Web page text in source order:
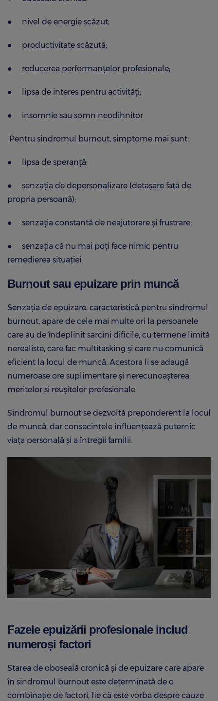
● nivel de energie scăzut;
● productivitate scăzută;
● reducerea performanțelor profesionale;
● lipsa de interes pentru activități;
● insomnie sau somn neodihnitor.
Pentru sindromul burnout, simptome mai sunt:
● lipsa de speranță;
●
senzația de depersonalizare (detașare față de
propria persoană);
● senzația constantă de neajutorare și frustrare;
●
senzația că nu mai poți face nimic pentru
remedierea situației.
Burnout sau epuizare prin muncă
Senzația de epuizare, caracteristică pentru sindromul
burnout, apare de cele mai multe ori la persoanele
care au de îndeplinit sarcini dificile, cu termene limită
nerealiste, care fac multitasking și care nu comunică
eficient la locul de muncă. Acestora li se adaugă
numeroase ore suplimentare și nerecunoașterea
meritelor și reușitelor profesionale.
Sindromul burnout se dezvoltă preponderent la locul
de muncă, dar consecințele influențează puternic
viața personală și a întregii familii.
Fazele epuizării profesionale includ
numeroși factori
Starea de oboseală cronică și de epuizare care apare
în sindromul burnout este determinată de o
combinație de factori, fie că este vorba despre cauze